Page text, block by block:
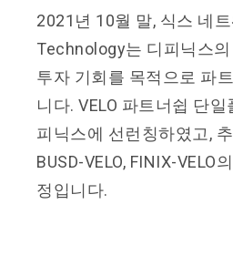
2021년 10월 말, 식스 네
Technology는 디피닉스
투자 기회를 목적으로 파
니다. VELO 파트너쉽 단일
피닉스에 선런칭하였고,
BUSD-VELO, FINIX-VELO
정입니다.